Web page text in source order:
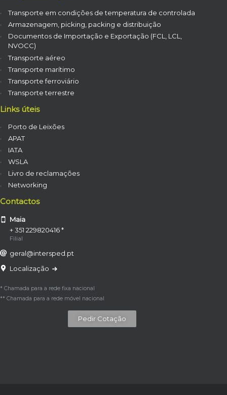
Transporte em condições de temperatura de controlada
Armazenagem, picking, packing e distribuição
Documentos de Importação e Exportação (FCL, LCL,
NVOCC)
Transporte aéreo
Transporte marítimo
Transporte ferroviário
Transporte terrestre
Links úteis
Porto de Leixões
APAT
IATA
WSLA
Livro de reclamações
Networking
Contactos
Maia
+ 351 229820416 *
Filial
geral@intersped.pt
Localização
* Chamada para a rede fixa nacional
** Chamada para a rede móvel nacional
Pedir Cotação